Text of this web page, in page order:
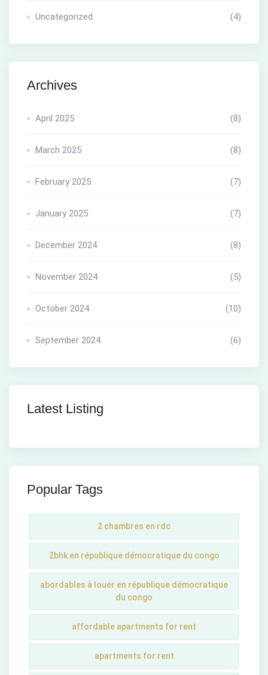
Uncategorized (4)
Archives
April 2025 (8)
March 2025 (8)
February 2025 (7)
January 2025 (7)
December 2024 (8)
November 2024 (5)
October 2024 (10)
September 2024 (6)
Latest Listing
Popular Tags
2 chambres en rdc
2bhk en république démocratique du congo
abordables à louer en république démocratique
du congo
affordable apartments for rent
apartments for rent